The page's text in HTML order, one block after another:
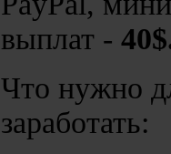
выплат -
Что нужно
заработать: